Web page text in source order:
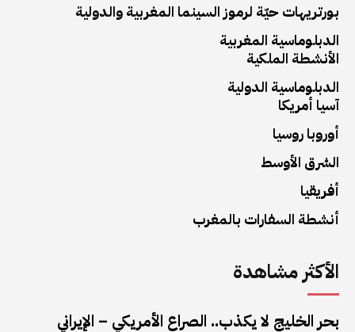
بورتريهات حيّة لرموز السينما المغربية والدولية
الدبلوماسية المغربية
الأنشطة الملكية
الدبلوماسية الدولية
آسيا أمريكا
أوروبا روسيا
الشرق الأوسط
أفريقيا
أنشطة السفارات بالمغرب
الأكثر مشاهدة
بحر الخليج لا يكذب.. الصراع الأمريكي – الإيراني